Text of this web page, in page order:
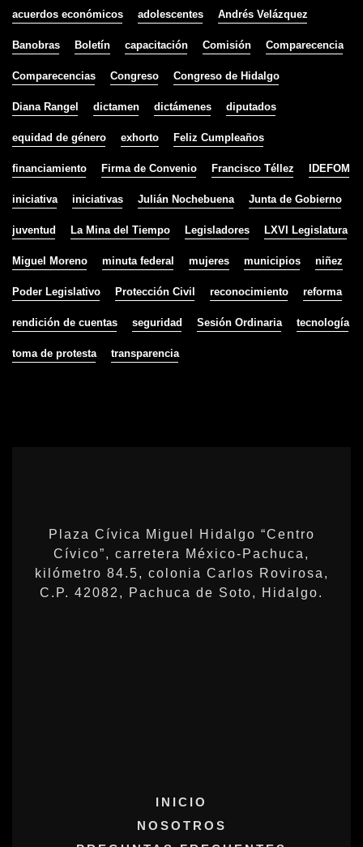
acuerdos económicos adolescentes Andrés Velázquez
Banobras Boletín capacitación Comisión Comparecencia
Comparecencias Congreso Congreso de Hidalgo
Diana Rangel dictamen dictámenes diputados
equidad de género exhorto Feliz Cumpleaños
financiamiento Firma de Convenio Francisco Téllez IDEFOM
iniciativa iniciativas Julián Nochebuena Junta de Gobierno
juventud La Mina del Tiempo Legisladores LXVI Legislatura
Miguel Moreno minuta federal mujeres municipios niñez
Poder Legislativo Protección Civil reconocimiento reforma
rendición de cuentas seguridad Sesión Ordinaria tecnología
toma de protesta transparencia
Plaza Cívica Miguel Hidalgo “Centro
Cívico”, carretera México-Pachuca,
kilómetro 84.5, colonia Carlos Rovirosa,
C.P. 42082, Pachuca de Soto, Hidalgo.
INICIO
NOSOTROS